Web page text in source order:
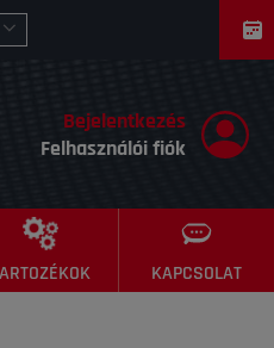
Bejelentkezés
Felhasználói fiók
KAPCSOLAT